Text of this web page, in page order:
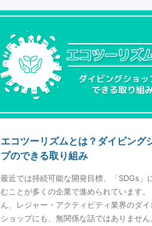
エコツーリズムとは？ダイビング
プのできる取り組み
最近では持続可能な開発目標、「SDGs」
むことが多くの企業で進められています。
ん、レジャー・アクティビティ業界のダ
ショップにも、無関係な話ではありませ